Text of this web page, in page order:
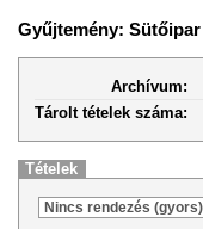
Gyűjtemény: Sütőipar
Archívum:
Tárolt tételek száma:
Tételek